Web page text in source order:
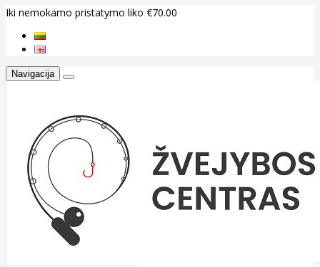
Iki nemokamo pristatymo liko €70.00
Navigacija